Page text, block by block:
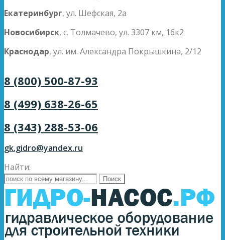
Екатеринбург, ул. Шефская, 2а
Новосибирск, с. Толмачево, ул. 3307 км, 16к2
Краснодар, ул. им. Александра Покрышкина, 2/12
8 (800) 500-87-93
8 (499) 638-26-65
8 (343) 288-53-06
gk.gidro@yandex.ru
Найти: